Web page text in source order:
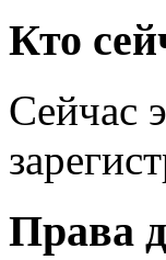
Кто
Сейчас
Права